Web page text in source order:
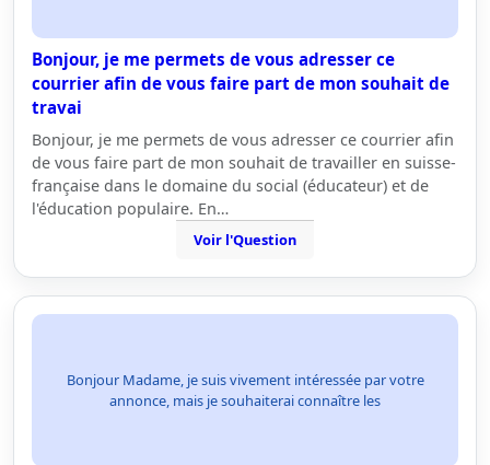
Bonjour, je me permets de vous adresser ce
courrier afin de vous faire part de mon souhait de
travai
Bonjour, je me permets de vous adresser ce courrier afin
de vous faire part de mon souhait de travailler en suisse-
française dans le domaine du social (éducateur) et de
l'éducation populaire. En…
Voir l'Question
Bonjour Madame, je suis vivement intéressée par votre
annonce, mais je souhaiterai connaître les